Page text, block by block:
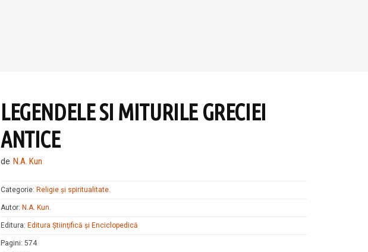
LEGENDELE SI MITURILE GRECIEI
ANTICE
de N.A. Kun
Categorie: Religie și spiritualitate.
Autor: N.A. Kun.
Editura: Editura Ştiinţifică şi Enciclopedică
Pagini: 574